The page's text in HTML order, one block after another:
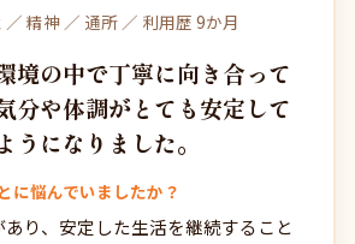
精神 ／ 通所 ／ 利用歴 9か月
境の中で丁寧に向き合って
分や体調がとても安定して
うになりました。
に悩んでいましたか？
り、安定した生活を継続すること